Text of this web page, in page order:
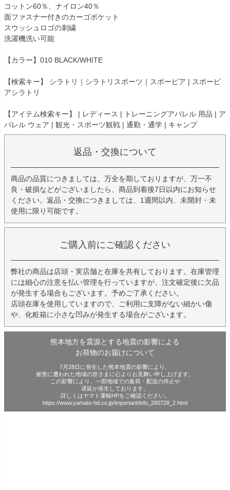
コットン60％、ナイロン40％
面ファスナー付きのカーゴポケット
スウッシュロゴの刺繍
洗濯機洗い可能
【カラー】010 BLACK/WHITE
【検索キー】 シラトリ｜シラトリスポーツ｜スポーピア | スポーピ
アシラトリ
【アイテム検索キー】 | レディース | トレーニングアパレル 用品 | ア
パレル ウェア | 観光・スポーツ観戦 | 通勤・通学 | キャンプ
返品・交換について
商品の品質につきましては、万全を期しておりますが、万一不
良・破損などがございましたら、商品到着後7日以内にお知らせ
ください。返品・交換につきましては、1週間以内、未開封・未
使用に限り可能です。
ご購入前にご確認ください
弊社の商品は店頭・実店舗と在庫を共有しております。在庫管理
には細心の注意を払い管理を行っていますが、注文確定後に欠品
が発生する場合もございます。予めご了承ください。
店頭在庫を使用していますので、ご利用に支障がない細かい傷
や、化粧箱に小さな凹みが発生する場合がございます。
熊本地方を震源とする地震の影響による
お荷物のお届けについて
7月28日に発生した熊本地震の影響により、
被害に遭われた地域の皆さまに心よりお見舞い申し上げます。
この影響により、一部地域での集荷・配送の停止や
遅延が発生しております。
詳しくはヤマト運輸HPをご確認ください。
https://www.yamato-hd.co.jp/important/info_260728_2.html